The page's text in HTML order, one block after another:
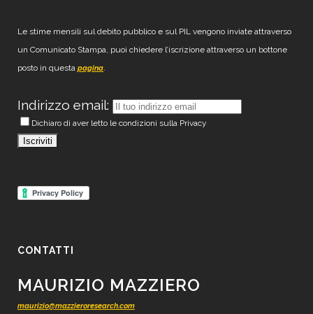
Le stime mensili sul debito pubblico e sul PIL vengono inviate attraverso
un Comunicato Stampa, puoi chiedere l’iscrizione attraverso un bottone
posto in questa pagina.
Indirizzo email:
Dichiaro di aver letto le condizioni sulla Privacy
CONTATTI
MAURIZIO MAZZIERO
maurizio@mazzieroresearch.com